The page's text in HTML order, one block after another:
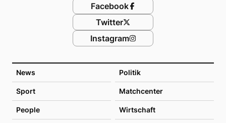
News Politik
Sport Matchcenter
People Wirtschaft
Facebook
Twitter
Instagram